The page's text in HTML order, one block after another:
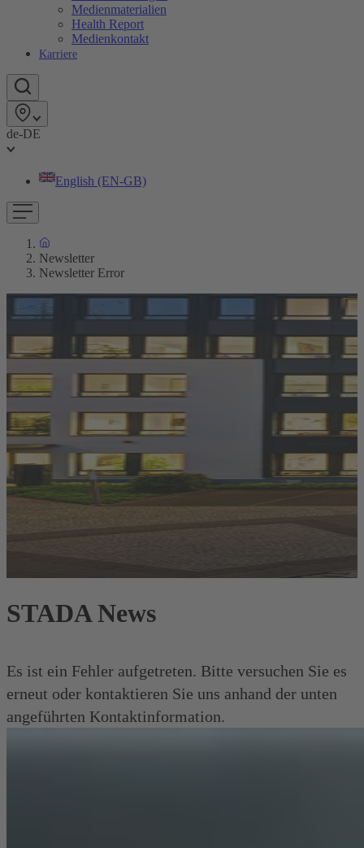
Medienmaterialien
Health Report
Medienkontakt
Karriere
de-DE
English (EN-GB)
Newsletter
Newsletter Error
STADA News
Es ist ein Fehler aufgetreten. Bitte versuchen Sie es
erneut oder kontaktieren Sie uns anhand der unten
angeführten Kontaktinformation.